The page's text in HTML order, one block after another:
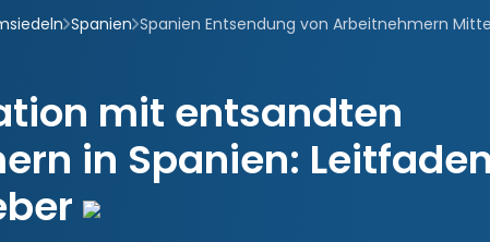
Spanien Spanien Entsendung von Arbeitnehmern
mit entsandten
in Spanien: Leitfaden